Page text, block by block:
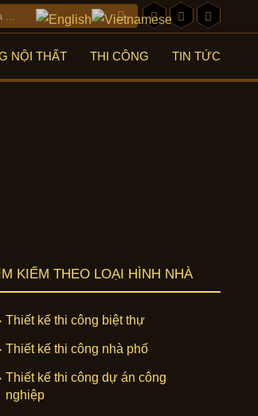
NỘI THẤT THI CÔNG TIN TỨC
KIẾM THEO LOẠI HÌNH NHÀ
Thiết kế thi công biệt thự
Thiết kế thi công nhà phố
Thiết kế thi công dự án công
nghiệp